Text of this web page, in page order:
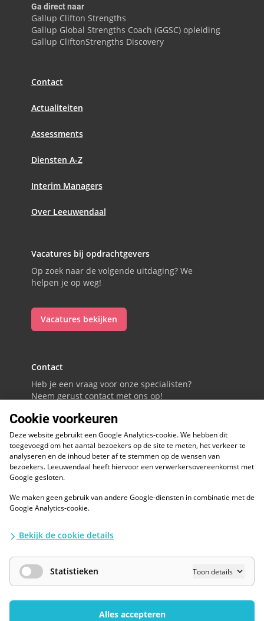
Ga direct naar
Gallup Clifton Strengths
Gallup Global Strengths Coach (GGSC) opleiding
Gallup CliftonStrengths Discovery
Contact
Actualiteiten
Assessments
Diensten A-Z
Interim Managers
Over Leeuwendaal
Contact
Heb je een vraag voor onze specialisten?
Neem gerust contact met ons op!
088 - 0086800
Volg ons op LinkedIn
Vacatures bij opdrachtgevers
Op zoek naar de volgende uitdaging? We
helpen je op weg!
Vacatures bekijken
ESG
Diversiteit en inclusie
Algemene voorwaarden
Waarborgen privacy en informatiebeveiliging
AI / LLM
Privacybescherming
Cookie voorkeuren
Deze website gebruikt een Google Analytics-cookie. We hebben dit
toegevoegd om het aantal bezoekers op de site te meten, het verkeer te
analyseren en de inhoud beter af te stemmen op de wensen van
bezoekers. Leeuwendaal heeft hiervoor een verwerkersovereenkomst met
Google gesloten.
We maken geen gebruik van andere Google-diensten in combinatie met de
Google Analytics-cookie.
Bekijk de cookie details
Statistieken Toon details
Alles accepteren